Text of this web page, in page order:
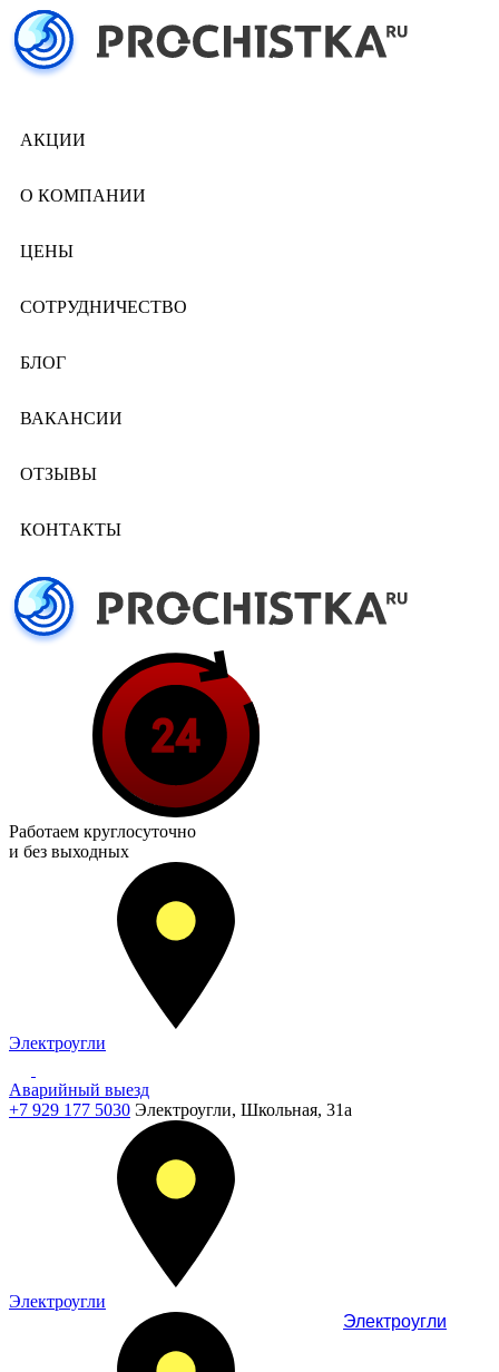
АКЦИИ
О КОМПАНИИ
ЦЕНЫ
СОТРУДНИЧЕСТВО
БЛОГ
ВАКАНСИИ
ОТЗЫВЫ
КОНТАКТЫ
Работаем круглосуточно
и без выходных
Электроугли
Аварийный выезд
+7 929 177 5030 Электроугли, Школьная, 31а
Электроугли
Электроугли